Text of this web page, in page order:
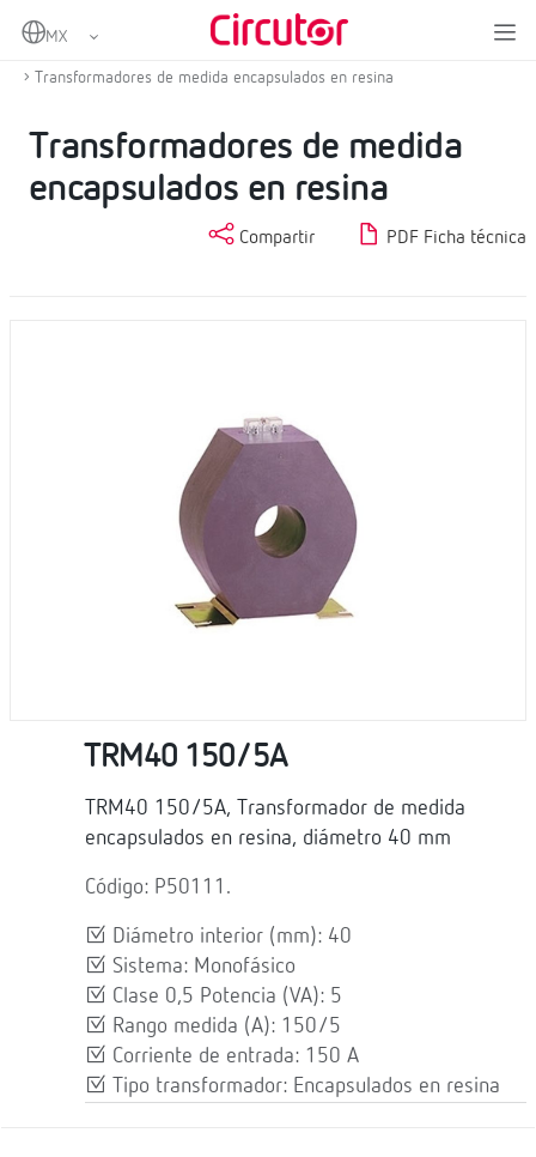
Home
Transformadores de corriente y shunts
Transformadores de medida encapsulados en resina
Transformadores de medida
encapsulados en resina
Compartir PDF Ficha técnica
TRM40 150/5A
TRM40 150/5A, Transformador de medida
encapsulados en resina, diámetro 40 mm
Código: P50111.
Diámetro interior (mm): 40
Sistema: Monofásico
Clase 0,5 Potencia (VA): 5
Rango medida (A): 150/5
Corriente de entrada: 150 A
Tipo transformador: Encapsulados en resina